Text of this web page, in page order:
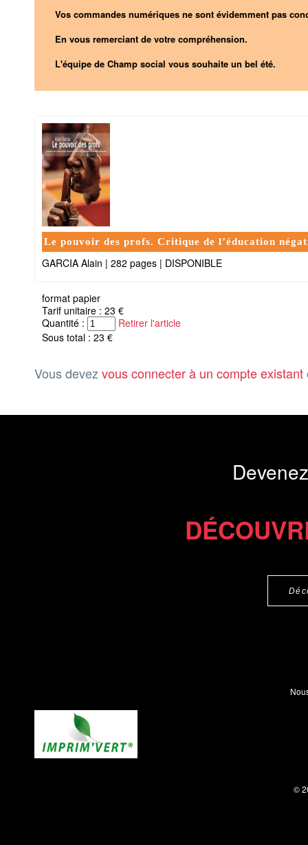
Vos commandes numériques ne sont évidemment pas
En vous remerciant de votre compréhension.
L'équipe de Champ social vous souhaite un bel été.
Le pouvoir des profs. Critique de l’éducation
GARCIA Alain | 282 pages | DISPONIBLE
format papier
Tarif unitaire : 23 €
Quantité :
Retirer l'article
Sous total : 23 €
Vous devez vous connecter à un compte existant
©